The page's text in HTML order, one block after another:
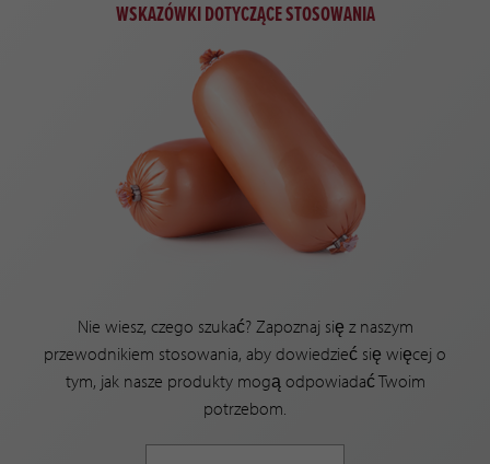
WSKAZÓWKI DOTYCZĄCE STOSOWANIA
Nie wiesz, czego szukać? Zapoznaj się z naszym
przewodnikiem stosowania, aby dowiedzieć się więcej o
tym, jak nasze produkty mogą odpowiadać Twoim
potrzebom.